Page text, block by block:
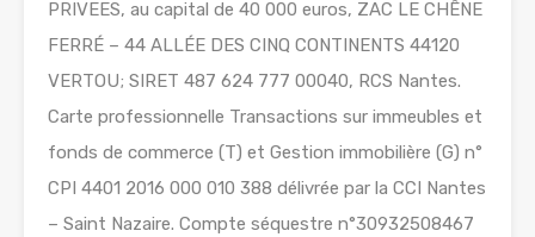
PRIVEES, au capital de 40 000 euros, ZAC LE CHÊNE
FERRÉ – 44 ALLÉE DES CINQ CONTINENTS 44120
VERTOU; SIRET 487 624 777 00040, RCS Nantes.
Carte professionnelle Transactions sur immeubles et
fonds de commerce (T) et Gestion immobilière (G) n°
CPI 4401 2016 000 010 388 délivrée par la CCI Nantes
– Saint Nazaire. Compte séquestre n°30932508467